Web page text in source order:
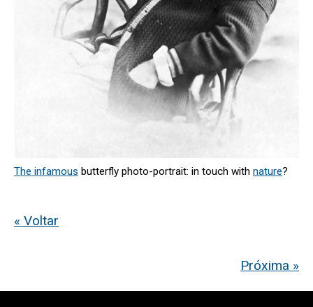
The infamous butterfly photo-portrait: in touch with nature?
« Voltar
Próxima »